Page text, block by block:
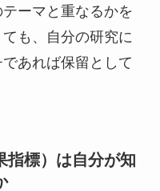
ーマと重なるかを
も、自分の研究に
あれば保留として
標）は自分が知